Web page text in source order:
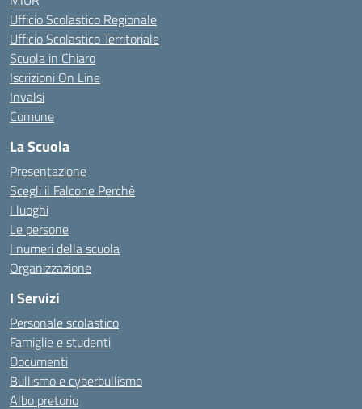
Ufficio Scolastico Regionale
Ufficio Scolastico Territoriale
Scuola in Chiaro
Iscrizioni On Line
Invalsi
Comune
La Scuola
Presentazione
Scegli il Falcone Perchè
I luoghi
Le persone
I numeri della scuola
Organizzazione
I Servizi
Personale scolastico
Famiglie e studenti
Documenti
Bullismo e cyberbullismo
Albo pretorio